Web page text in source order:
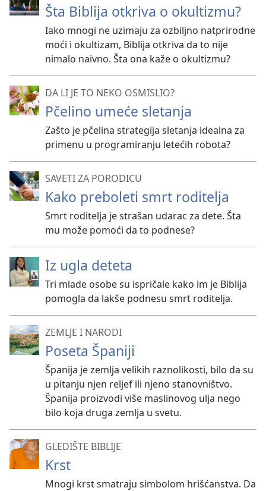
Šta Biblija otkriva o okultizmu?
Iako mnogi ne uzimaju za ozbiljno natprirodne
moći i okultizam, Biblija otkriva da to nije
nimalo naivno. Šta ona kaže o okultizmu?
DA LI JE TO NEKO OSMISLIO?
Pčelino umeće sletanja
Zašto je pčelina strategija sletanja idealna za
primenu u programiranju letećih robota?
SAVETI ZA PORODICU
Kako preboleti smrt roditelja
Smrt roditelja je strašan udarac za dete. Šta
mu može pomoći da to podnese?
Iz ugla deteta
Tri mlade osobe su ispričale kako im je Biblija
pomogla da lakše podnesu smrt roditelja.
ZEMLJE I NARODI
Poseta Španiji
Španija je zemlja velikih raznolikosti, bilo da su
u pitanju njen reljef ili njeno stanovništvo.
Španija proizvodi više maslinovog ulja nego
bilo koja druga zemlja u svetu.
GLEDIŠTE BIBLIJE
Krst
Mnogi krst smatraju simbolom hrišćanstva. Da